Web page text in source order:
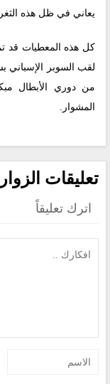
يعاني في ظل هذه
كل هذه المعطيات قد
من دوري الأبطال
المشوار.
تعليقات الزوار (
اترك تعليقاً